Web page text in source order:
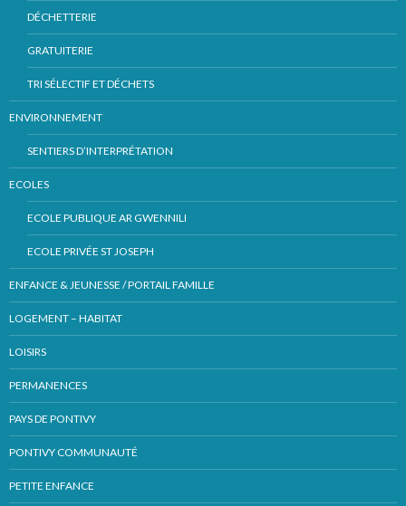
DÉCHETTERIE
GRATUITERIE
TRI SÉLECTIF ET DÉCHETS
ENVIRONNEMENT
SENTIERS D’INTERPRÉTATION
ECOLES
ECOLE PUBLIQUE AR GWENNILI
ECOLE PRIVÉE ST JOSEPH
ENFANCE & JEUNESSE / PORTAIL FAMILLE
LOGEMENT – HABITAT
LOISIRS
PERMANENCES
PAYS DE PONTIVY
PONTIVY COMMUNAUTÉ
PETITE ENFANCE